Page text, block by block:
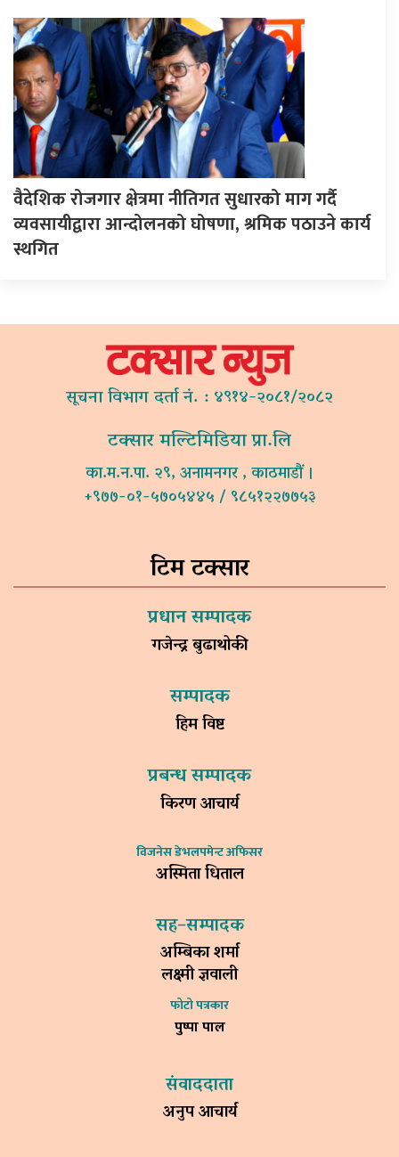
वैदेशिक रोजगार क्षेत्रमा नीतिगत सुधारको माग गर्दै
व्यवसायीद्वारा आन्दोलनको घोषणा, श्रमिक पठाउने कार्य
स्थगित
सूचना विभाग दर्ता नं. : ४९१४-२०८१/२०८२
टक्सार मल्टिमिडिया प्रा.लि
का.म.न.पा. २९, अनामनगर , काठमाडौं ।
+९७७-०१-५७०५४४५ / ९८५१२२७७५३
टिम टक्सार
प्रधान सम्पादक
गजेन्द्र बुढाथोकी
सम्पादक
हिम विष्ट
प्रबन्ध सम्पादक
किरण आचार्य
विजनेस डेभलपमेन्ट अफिसर
अस्मिता धिताल
सह–सम्पादक
अम्बिका शर्मा
लक्ष्मी ज्ञवाली
फोटो पत्रकार
पुष्पा पाल
संवाददाता
अनुप आचार्य